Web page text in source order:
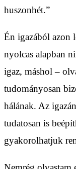
huszonhét.”
Én igazából azon
nyolcas alapban
igaz, máshol –
tudományosan
hálának. Az
tudatosan is
gyakorolhatjuk